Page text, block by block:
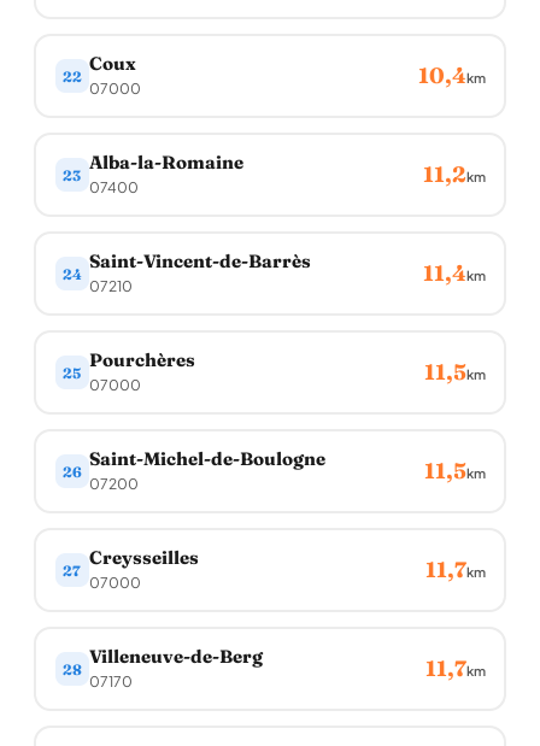
22
Coux
07000 10,4km
23
Alba-la-Romaine
07400 11,2km
24
Saint-Vincent-de-Barrès
07210 11,4km
25
Pourchères
07000 11,5km
26
Saint-Michel-de-Boulogne
07200 11,5km
27
Creysseilles
07000 11,7km
28
Villeneuve-de-Berg
07170 11,7km